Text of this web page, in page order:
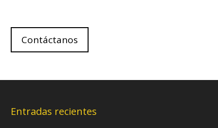
Contáctanos
Entradas recientes